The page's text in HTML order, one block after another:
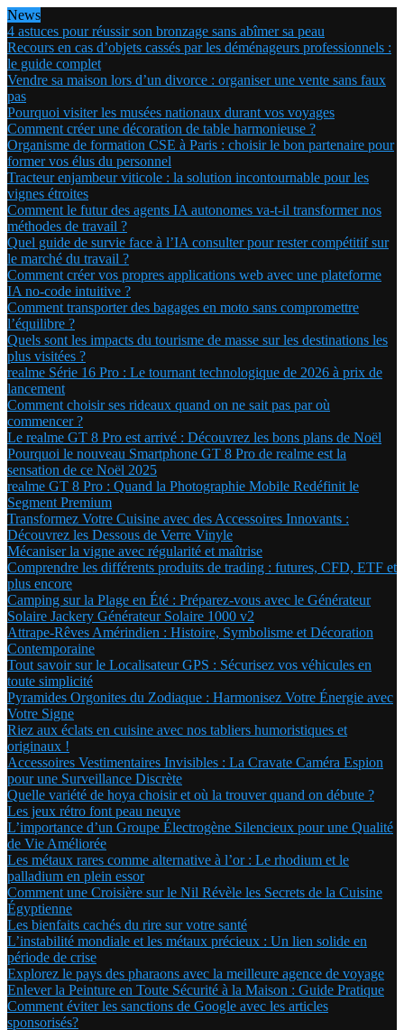
News
4 astuces pour réussir son bronzage sans abîmer sa peau
Recours en cas d’objets cassés par les déménageurs professionnels :
le guide complet
Vendre sa maison lors d’un divorce : organiser une vente sans faux
pas
Pourquoi visiter les musées nationaux durant vos voyages
Comment créer une décoration de table harmonieuse ?
Organisme de formation CSE à Paris : choisir le bon partenaire pour
former vos élus du personnel
Tracteur enjambeur viticole : la solution incontournable pour les
vignes étroites
Comment le futur des agents IA autonomes va-t-il transformer nos
méthodes de travail ?
Quel guide de survie face à l’IA consulter pour rester compétitif sur
le marché du travail ?
Comment créer vos propres applications web avec une plateforme
IA no-code intuitive ?
Comment transporter des bagages en moto sans compromettre
l’équilibre ?
Quels sont les impacts du tourisme de masse sur les destinations les
plus visitées ?
realme Série 16 Pro : Le tournant technologique de 2026 à prix de
lancement
Comment choisir ses rideaux quand on ne sait pas par où
commencer ?
Le realme GT 8 Pro est arrivé : Découvrez les bons plans de Noël
Pourquoi le nouveau Smartphone GT 8 Pro de realme est la
sensation de ce Noël 2025
realme GT 8 Pro : Quand la Photographie Mobile Redéfinit le
Segment Premium
Transformez Votre Cuisine avec des Accessoires Innovants :
Découvrez les Dessous de Verre Vinyle
Mécaniser la vigne avec régularité et maîtrise
Comprendre les différents produits de trading : futures, CFD, ETF et
plus encore
Camping sur la Plage en Été : Préparez-vous avec le Générateur
Solaire Jackery Générateur Solaire 1000 v2
Attrape-Rêves Amérindien : Histoire, Symbolisme et Décoration
Contemporaine
Tout savoir sur le Localisateur GPS : Sécurisez vos véhicules en
toute simplicité
Pyramides Orgonites du Zodiaque : Harmonisez Votre Énergie avec
Votre Signe
Riez aux éclats en cuisine avec nos tabliers humoristiques et
originaux !
Accessoires Vestimentaires Invisibles : La Cravate Caméra Espion
pour une Surveillance Discrète
Quelle variété de hoya choisir et où la trouver quand on débute ?
Les jeux rétro font peau neuve
L’importance d’un Groupe Électrogène Silencieux pour une Qualité
de Vie Améliorée
Les métaux rares comme alternative à l’or : Le rhodium et le
palladium en plein essor
Comment une Croisière sur le Nil Révèle les Secrets de la Cuisine
Égyptienne
Les bienfaits cachés du rire sur votre santé
L’instabilité mondiale et les métaux précieux : Un lien solide en
période de crise
Explorez le pays des pharaons avec la meilleure agence de voyage
Enlever la Peinture en Toute Sécurité à la Maison : Guide Pratique
Comment éviter les sanctions de Google avec les articles
sponsorisés?